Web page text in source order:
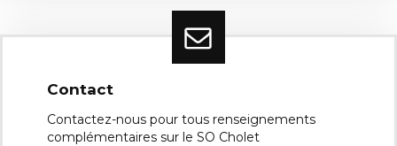
Contact
Contactez-nous pour tous renseignements
complémentaires sur le SO Cholet